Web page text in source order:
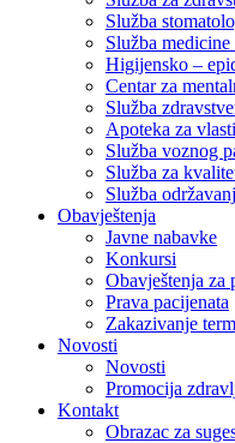
Služba
Služba medicine
Higijensko –
Centar za
Služba
Apoteka za
Služba voznog
Služba za
Služba
Obavještenja
Javne nabavke
Konkursi
Obavještenja za
Prava pacijenata
Zakazivanje
Novosti
Novosti
Promocija
Kontakt
Obrazac za